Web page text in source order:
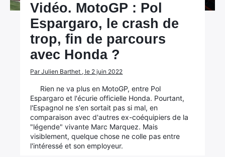
Vidéo. MotoGP : Pol
Espargaro, le crash de
trop, fin de parcours
avec Honda ?
Par Julien Barthet , le 2 juin 2022
Rien ne va plus en MotoGP, entre Pol
Espargaro et l'écurie officielle Honda. Pourtant,
l'Espagnol ne s'en sortait pas si mal, en
comparaison avec d'autres ex-coéquipiers de la
"légende" vivante Marc Marquez. Mais
visiblement, quelque chose ne colle pas entre
l'intéressé et son employeur.